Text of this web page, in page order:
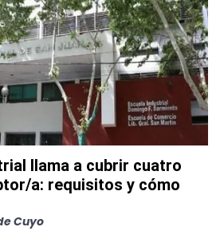
llama a cubrir cuatro
a: requisitos y cómo
Cuyo